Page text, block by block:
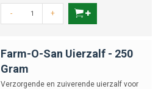
- +
Farm-O-San Uierzalf - 250
Gram
Verzorgende en zuiverende uierzalf voor